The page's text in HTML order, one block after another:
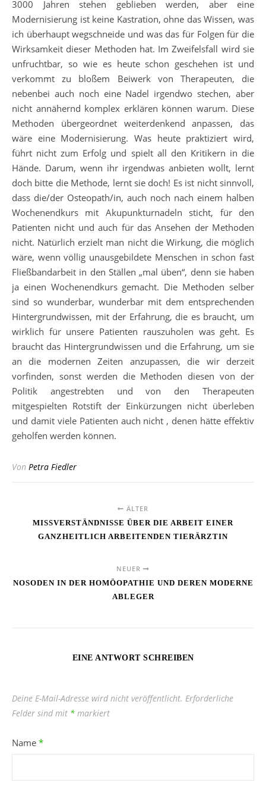
3000 Jahren stehen geblieben werden, aber eine
Modernisierung ist keine Kastration, ohne das Wissen, was
ich überhaupt wegschneide und was das für Folgen für die
Wirksamkeit dieser Methoden hat. Im Zweifelsfall wird sie
unfruchtbar, so wie es heute schon geschehen ist und
verkommt zu bloßem Beiwerk von Therapeuten, die
nebenbei auch noch eine Nadel irgendwo stechen, aber
nicht annähernd komplex erklären können warum. Diese
Methoden übergeordnet weiterdenkend anpassen, das
wäre eine Modernisierung. Was heute praktiziert wird,
führt nicht zum Erfolg und spielt all den Kritikern in die
Hände. Darum, wenn ihr irgendwas anbieten wollt, lernt
doch bitte die Methode, lernt sie doch! Es ist nicht sinnvoll,
dass die/der Osteopath/in, auch noch nach einem halben
Wochenendkurs mit Akupunkturnadeln sticht, für den
Patienten nicht und auch für das Ansehen der Methoden
nicht. Natürlich erzielt man nicht die Wirkung, die möglich
wäre, wenn völlig unausgebildete Menschen in schon fast
Fließbandarbeit in den Ställen „mal üben“, denn sie haben
ja einen Wochenendkurs gemacht. Die Methoden selber
sind so wunderbar, wunderbar mit dem entsprechenden
Hintergrundwissen, mit der Erfahrung, die es braucht, um
wirklich für unsere Patienten rauszuholen was geht. Es
braucht das Hintergrundwissen und die Erfahrung, um sie
an die modernen Zeiten anzupassen, die wir derzeit
vorfinden, sonst werden die Methoden diesen von der
Politik angestrebten und von den Therapeuten
mitgespielten Rotstift der Einkürzungen nicht überleben
und damit viele Patienten auch nicht , denen hätte effektiv
geholfen werden können.
Von Petra Fiedler
ÄLTER
MISSVERSTÄNDNISSE ÜBER DIE ARBEIT EINER
GANZHEITLICH ARBEITENDEN TIERÄRZTIN
NEUER
NOSODEN IN DER HOMÖOPATHIE UND DEREN MODERNE
ABLEGER
EINE ANTWORT SCHREIBEN
Deine E-Mail-Adresse wird nicht veröffentlicht. Erforderliche
Felder sind mit * markiert
Name *